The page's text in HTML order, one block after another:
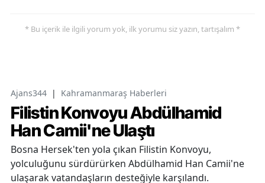
* Bu içerik ile ilgili yorum yok, ilk yorumu siz yazın, tartışalım *
Ajans344 | Kahramanmaraş Haberleri
Filistin Konvoyu Abdülhamid
Han Camii'ne Ulaştı
Bosna Hersek'ten yola çıkan Filistin Konvoyu,
yolculuğunu sürdürürken Abdülhamid Han Camii'ne
ulaşarak vatandaşların desteğiyle karşılandı.